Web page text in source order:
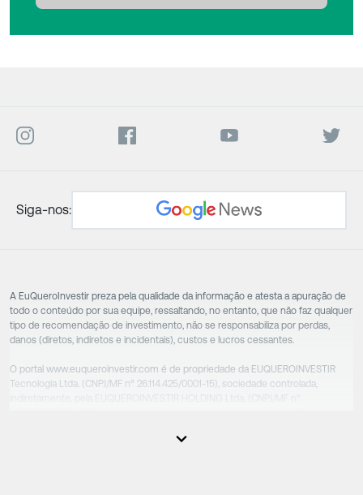
Siga-nos:
A EuQueroInvestir preza pela qualidade da informação e atesta a apuração de
todo o conteúdo por sua equipe, ressaltando, no entanto, que não faz qualquer
tipo de recomendação de investimento, não se responsabiliza por perdas,
danos (diretos, indiretos e incidentais), custos e lucros cessantes.
O portal www.euqueroinvestir.com é de propriedade da EUQUEROINVESTIR
Tecnologia Ltda. (CNPJ/MF nº 26.114.425/0001-15), sociedade controlada,
responsáveis tecnicamente são totalmente independentes, sendo que estes